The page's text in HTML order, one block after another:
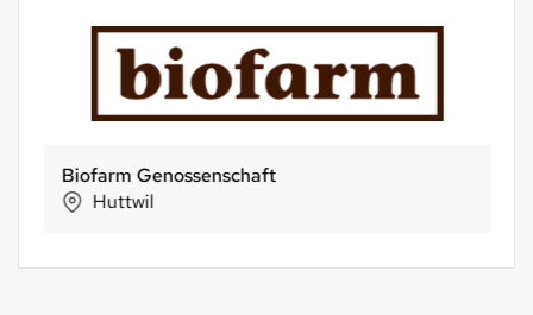
Biofarm Genossenschaft
Huttwil